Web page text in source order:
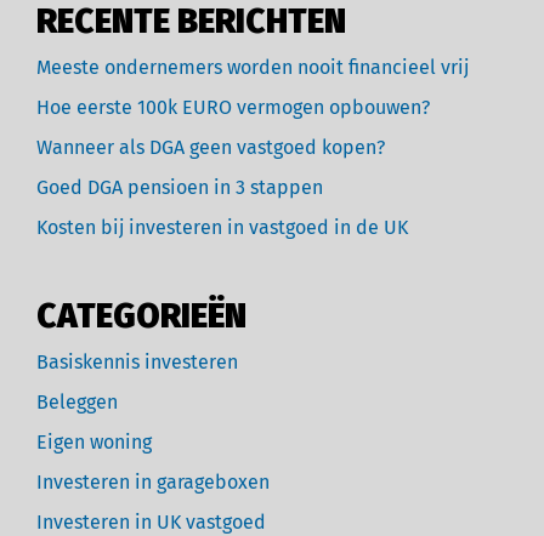
RECENTE BERICHTEN
Meeste ondernemers worden nooit financieel vrij
Hoe eerste 100k EURO vermogen opbouwen?
Wanneer als DGA geen vastgoed kopen?
Goed DGA pensioen in 3 stappen
Kosten bij investeren in vastgoed in de UK
CATEGORIEËN
Basiskennis investeren
Beleggen
Eigen woning
Investeren in garageboxen
Investeren in UK vastgoed